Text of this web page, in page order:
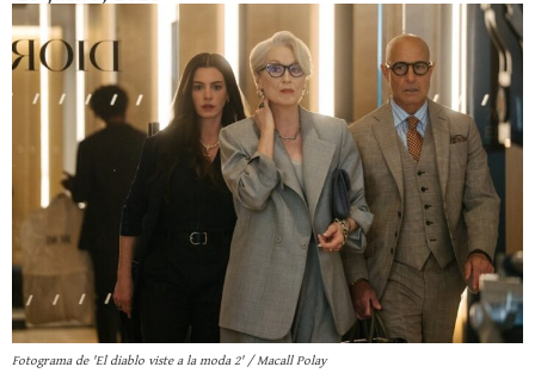
Fotograma de 'El diablo viste a la moda 2' / Macall Polay